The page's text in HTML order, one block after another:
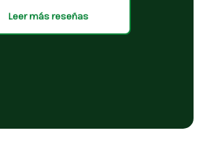
Leer más reseñas